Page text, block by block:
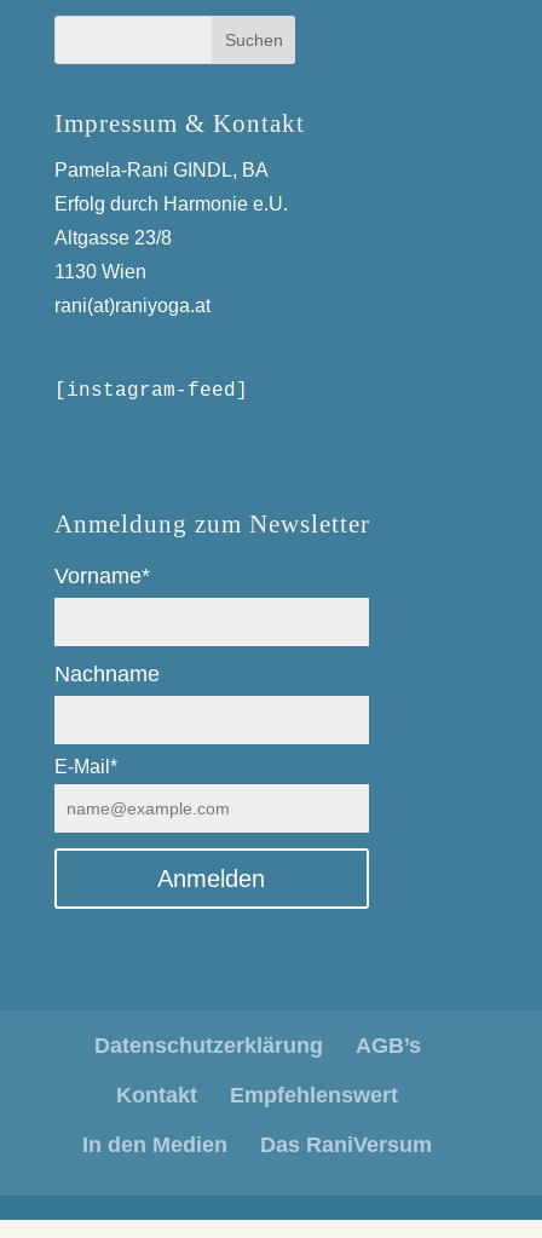
Impressum & Kontakt
Pamela-Rani GINDL, BA
Erfolg durch Harmonie e.U.
Altgasse 23/8
1130 Wien
rani(at)raniyoga.at
[instagram-feed]
Anmeldung zum Newsletter
Vorname*
Nachname
E-Mail*
Anmelden
Datenschutzerklärung AGB’s
Kontakt Empfehlenswert
In den Medien Das RaniVersum